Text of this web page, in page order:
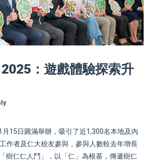
：遊戲體驗探索升
15日圓滿舉辦，吸引了近1,300名本地及內
作者及仁大校友參與，參與人數較去年增長
樹仁仁人鬥」，以「仁」為根基，傳遞樹仁